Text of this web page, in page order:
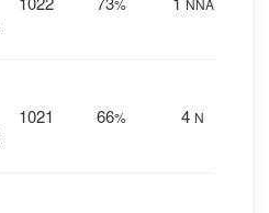
% ΝΝΑ
1021 66% 4 Ν